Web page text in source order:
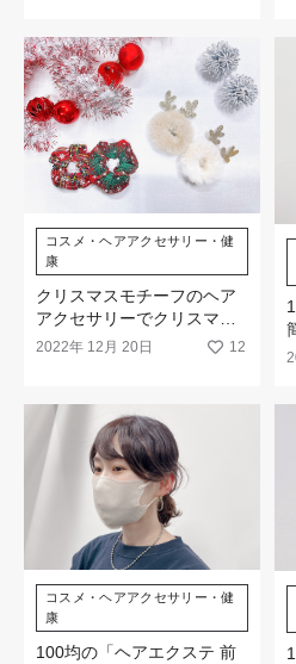
コスメ・ヘアアクセサリー・健
康
クリスマスモチーフのヘア
アクセサリーでクリスマス
気分を盛り上げて☆
2022年 12月 20日 12
コスメ・ヘアアクセサリー・健
康
100均の「ヘアエクステ 前